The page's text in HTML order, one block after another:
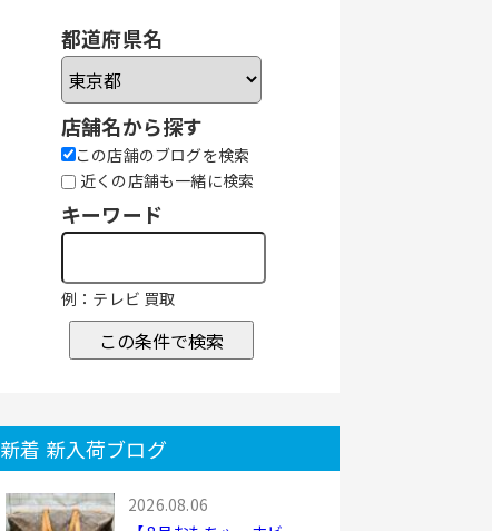
都道府県名
店舗名から探す
この店舗のブログを検索
近くの店舗も一緒に検索
キーワード
例：テレビ 買取
この条件で検索
新着 新入荷ブログ
2026.08.06